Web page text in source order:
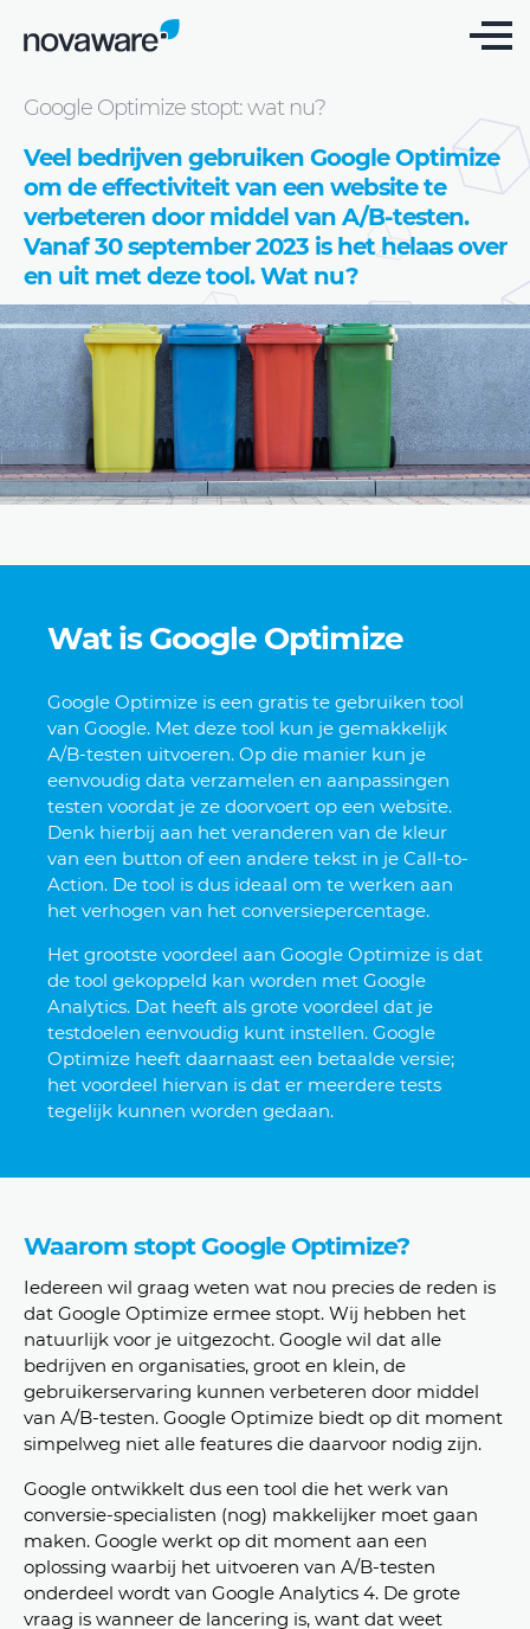
Blog
Google Optimize stopt: wat nu?
Veel bedrijven gebruiken Google Optimize
om de effectiviteit van een website te
verbeteren door middel van A/B-testen.
Vanaf 30 september 2023 is het helaas over
en uit met deze tool. Wat nu?
Wat is Google Optimize
Google Optimize is een gratis te gebruiken tool
van Google. Met deze tool kun je gemakkelijk
A/B-testen uitvoeren. Op die manier kun je
eenvoudig data verzamelen en aanpassingen
testen voordat je ze doorvoert op een website.
Denk hierbij aan het veranderen van de kleur
van een button of een andere tekst in je Call-to-
Action. De tool is dus ideaal om te werken aan
het verhogen van het conversiepercentage.
Het grootste voordeel aan Google Optimize is dat
de tool gekoppeld kan worden met Google
Analytics. Dat heeft als grote voordeel dat je
testdoelen eenvoudig kunt instellen. Google
Optimize heeft daarnaast een betaalde versie;
het voordeel hiervan is dat er meerdere tests
tegelijk kunnen worden gedaan.
Waarom stopt Google Optimize?
Iedereen wil graag weten wat nou precies de reden is
dat Google Optimize ermee stopt. Wij hebben het
natuurlijk voor je uitgezocht. Google wil dat alle
bedrijven en organisaties, groot en klein, de
gebruikerservaring kunnen verbeteren door middel
van A/B-testen. Google Optimize biedt op dit moment
simpelweg niet alle features die daarvoor nodig zijn.
Google ontwikkelt dus een tool die het werk van
conversie-specialisten (nog) makkelijker moet gaan
maken. Google werkt op dit moment aan een
oplossing waarbij het uitvoeren van A/B-testen
onderdeel wordt van Google Analytics 4. De grote
vraag is wanneer de lancering is, want dat weet